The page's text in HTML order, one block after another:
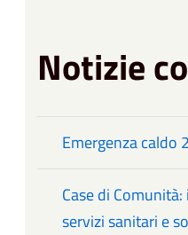
Notizie
Emergenza caldo
Case di
servizi sanitari e